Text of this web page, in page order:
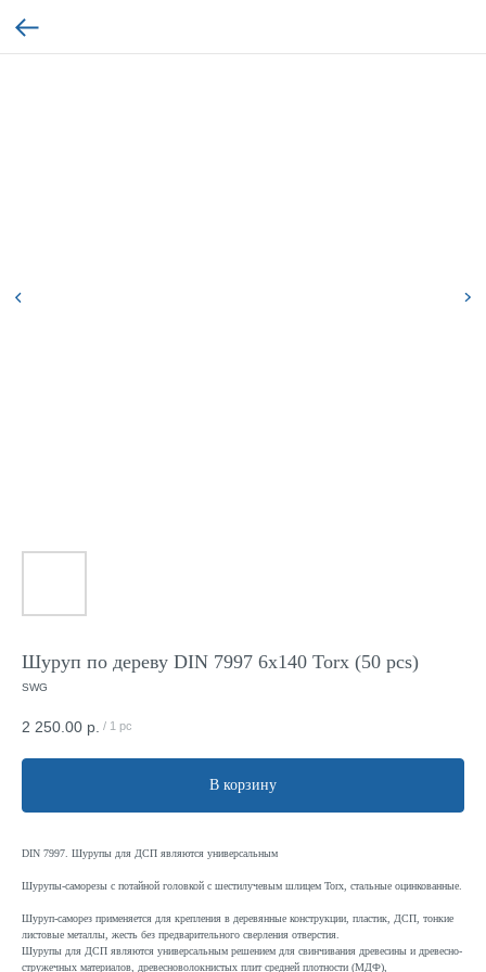
Шуруп по дереву DIN 7997 6x140 Torx (50 pcs)
SWG
2 250.00 р. / 1 pc
В корзину
DIN 7997. Шурупы для ДСП являются универсальным
Шурупы-саморезы с потайной головкой с шестилучевым шлицем Torx, стальные оцинкованные.
Шуруп-саморез применяется для крепления в деревянные конструкции, пластик, ДСП, тонкие
листовые металлы, жесть без предварительного сверления отверстия.
Шурупы для ДСП являются универсальным решением для свинчивания древесины и древесно-
стружечных материалов, древесноволокнистых плит средней плотности (МДФ),